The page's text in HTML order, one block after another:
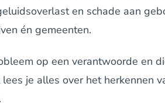
en schade aan
én gemeenten.
op een verantwoorde en
je alles over het herkennen